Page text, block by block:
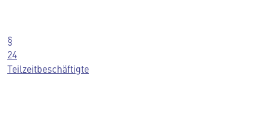
§
24
Teilzeitbeschäftigte